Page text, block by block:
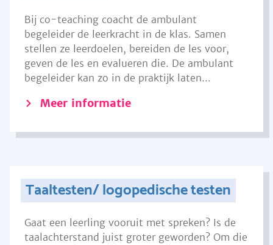
Bij co-teaching coacht de ambulant
begeleider de leerkracht in de klas. Samen
stellen ze leerdoelen, bereiden de les voor,
geven de les en evalueren die. De ambulant
begeleider kan zo in de praktijk laten...
Meer informatie
Taaltesten/ logopedische testen
Gaat een leerling vooruit met spreken? Is de
taalachterstand juist groter geworden? Om die